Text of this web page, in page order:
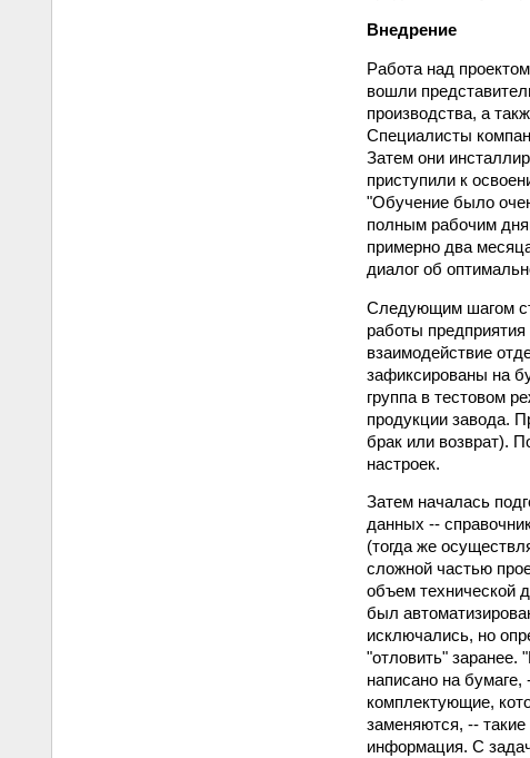
Внедрение
Работа над
вошли
производства, а
Специалисты
Затем они
приступили к
"Обучение было
полным рабочим
примерно два
диалог об
Следующим шагом
работы
взаимодействие
зафиксированы на
группа в тестовом
продукции завода.
брак или возврат).
настроек.
Затем началась
данных --
(тогда же
сложной частью
объем технической
был
исключались, но
"отловить" заранее.
написано на
комплектующие,
заменяются, --
информация. С